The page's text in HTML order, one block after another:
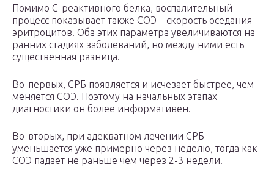
Помимо С-реактивного белка, воспалительный
процесс показывает также СОЭ – скорость оседания
эритроцитов. Оба этих параметра увеличиваются на
ранних стадиях заболеваний, но между ними есть
существенная разница.
Во-первых, СРБ появляется и исчезает быстрее, чем
меняется СОЭ. Поэтому на начальных этапах
диагностики он более информативен.
Во-вторых, при адекватном лечении СРБ
уменьшается уже примерно через неделю, тогда как
СОЭ падает не раньше чем через 2-3 недели.